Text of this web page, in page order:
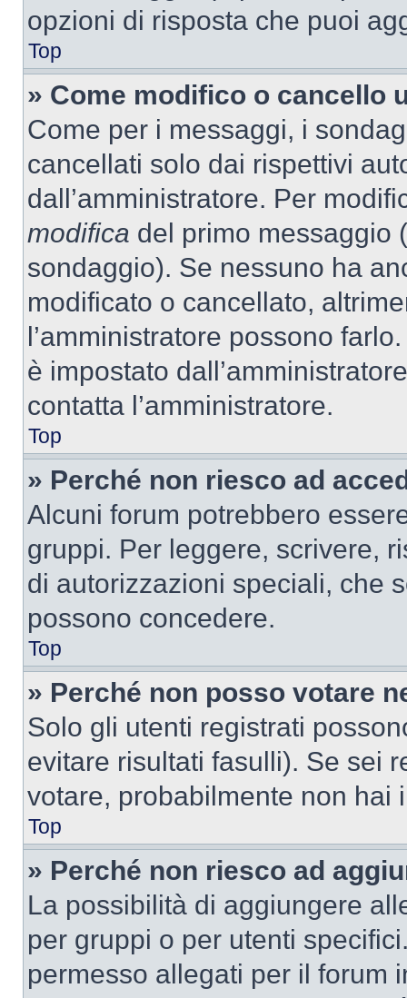
opzioni di risposta che puoi
Top
» Come modifico o cancello
Come per i messaggi, i
cancellati solo dai rispettivi
dall’amministratore. Per
modifica del primo messaggio
sondaggio). Se nessuno ha
modificato o cancellato,
l’amministratore possono
è impostato
contatta l’amministratore.
Top
» Perché non riesco ad
Alcuni forum potrebbero
gruppi. Per leggere, scrivere,
di autorizzazioni speciali, che
possono concedere.
Top
» Perché non posso votare
Solo gli utenti registrati
evitare risultati fasulli). Se sei
votare, probabilmente non hai
Top
» Perché non riesco ad
La possibilità di aggiungere
per gruppi o per utenti
permesso allegati per il forum